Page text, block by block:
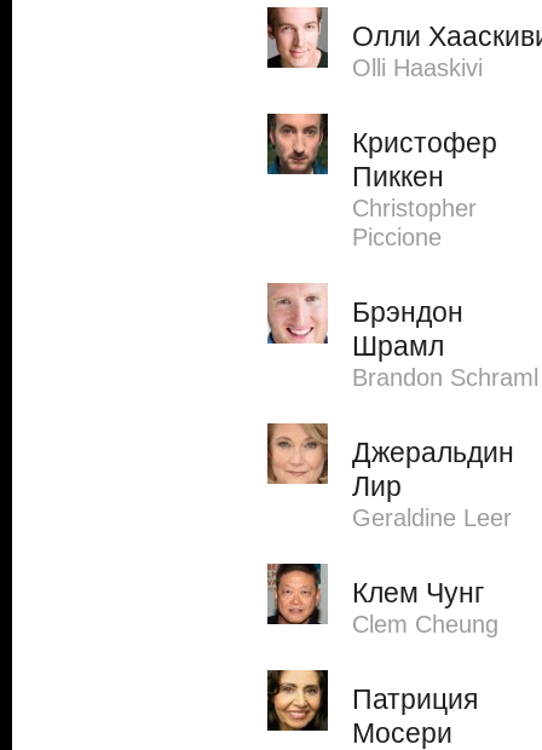
Олли
Olli Haaskivi
Кристофер
Пиккен
Christopher
Piccione
Брэндон
Шрамл
Brandon Schraml
Джеральдин
Лир
Geraldine Leer
Клем Чунг
Clem Cheung
Патриция
Мосери